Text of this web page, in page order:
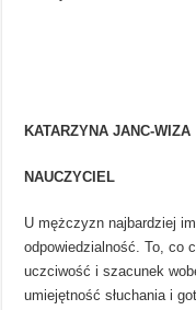
KATARZYNA JANC-WIZA
NAUCZYCIEL
U mężczyzn najbardziej
odpowiedzialność. To, co
uczciwość i szacunek
umiejętność słuchania i